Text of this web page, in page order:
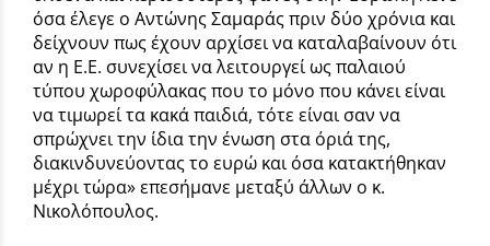
όσα έλεγε ο Αντώνης Σαμαράς πριν δύο χρόνια και
δείχνουν πως έχουν αρχίσει να καταλαβαίνουν ότι
αν η Ε.Ε. συνεχίσει να λειτουργεί ως παλαιού
τύπου χωροφύλακας που το μόνο που κάνει είναι
να τιμωρεί τα κακά παιδιά, τότε είναι σαν να
σπρώχνει την ίδια την ένωση στα όριά της,
διακινδυνεύοντας το ευρώ και όσα κατακτήθηκαν
μέχρι τώρα» επεσήμανε μεταξύ άλλων ο κ.
Νικολόπουλος.